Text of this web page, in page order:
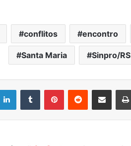
conflitos encontro
Santa Maria Sinpro/RS